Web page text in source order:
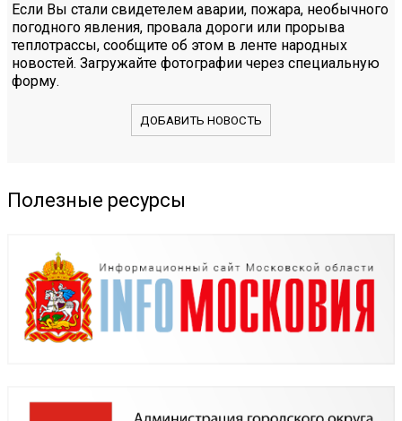
Если Вы стали свидетелем аварии, пожара, необычного
погодного явления, провала дороги или прорыва
теплотрассы, сообщите об этом в ленте народных
новостей. Загружайте фотографии через специальную
форму.
ДОБАВИТЬ НОВОСТЬ
Полезные ресурсы